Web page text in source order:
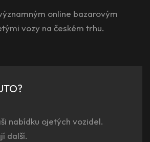
online bazarovým
vozy na českém trhu.
nabídku ojetých vozidel.
další.